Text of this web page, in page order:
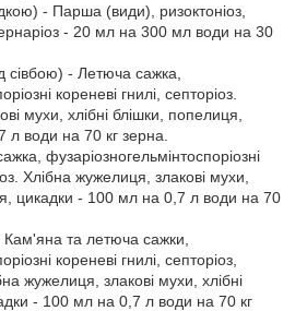
- Парша (види), ризоктоніоз,
- 20 мл на 300 мл води на 30
- Летюча сажка,
кореневі гнилі, септоріоз.
мухи, хлібні блішки, попелиця,
води на 70 кг зерна.
фузаріозногельмінтоспоріозні
Хлібна жужелиця, злакові мухи,
цикадки - 100 мл на 0,7 л води на 70
та летюча сажки,
кореневі гнилі, септоріоз,
жужелиця, злакові мухи, хлібні
- 100 мл на 0,7 л води на 70 кг